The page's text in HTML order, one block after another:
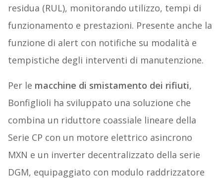
residua (RUL), monitorando utilizzo, tempi di
funzionamento e prestazioni. Presente anche la
funzione di alert con notifiche su modalità e
tempistiche degli interventi di manutenzione.
Per le macchine di smistamento dei rifiuti,
Bonfiglioli ha sviluppato una soluzione che
combina un riduttore coassiale lineare della
Serie CP con un motore elettrico asincrono
MXN e un inverter decentralizzato della serie
DGM, equipaggiato con modulo raddrizzatore